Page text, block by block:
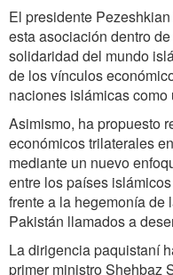
El presidente
esta asociación dentro
solidaridad del mundo
de los vínculos
naciones islámicas
Asimismo, ha propuesto
económicos trilaterales
mediante un nuevo
entre los países
frente a la hegemonía de
Pakistán llamados a
La dirigencia paquistaní
primer ministro Shehbaz